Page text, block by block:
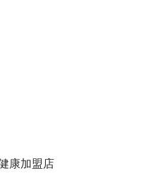
康加盟店